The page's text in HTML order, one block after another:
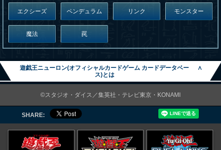
エクシーズ ペンデュラム リンク モンスター
魔法 罠
遊戯王ニューロン(オフィシャルカードゲーム カードデータベー
ス)とは
∧
©スタジオ・ダイス／集英社・テレビ東京・KONAMI
SHARE: